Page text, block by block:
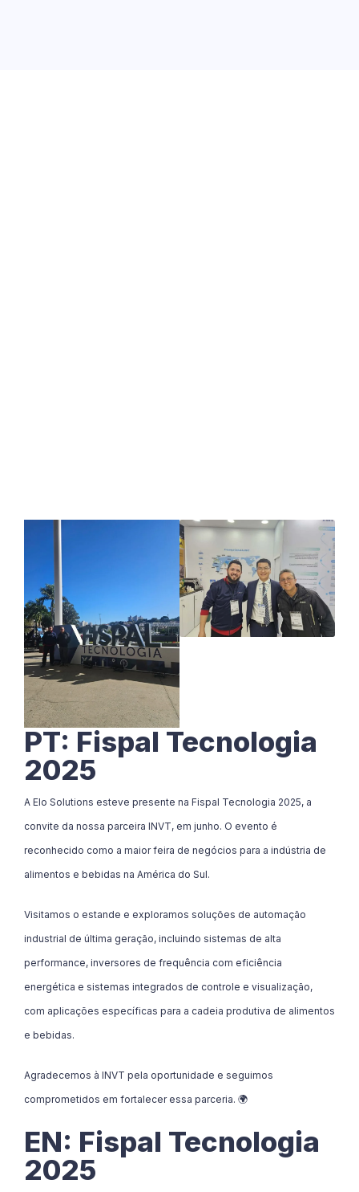
PT: Fispal Tecnologia
2025
A Elo Solutions esteve presente na Fispal Tecnologia 2025, a
convite da nossa parceira INVT, em junho. O evento é
reconhecido como a maior feira de negócios para a indústria de
alimentos e bebidas na América do Sul.
Visitamos o estande e exploramos soluções de automação
industrial de última geração, incluindo sistemas de alta
performance, inversores de frequência com eficiência
energética e sistemas integrados de controle e visualização,
com aplicações específicas para a cadeia produtiva de alimentos
e bebidas.
Agradecemos à INVT pela oportunidade e seguimos
comprometidos em fortalecer essa parceria. 🌍
EN: Fispal Tecnologia
2025